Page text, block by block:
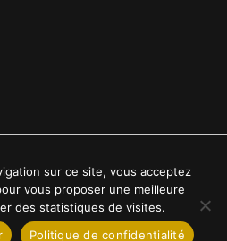
| Tous droits réservés
sur ce site, vous acceptez
vous proposer une meilleure
des statistiques de visites.
Politique de confidentialité